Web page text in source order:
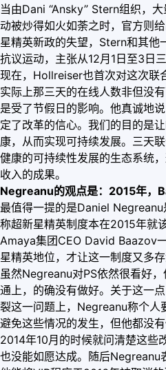
当由Dani “Ansky” Stern组织，
动被炒得如火如荼之时，官方则
星精英新政的失望，Stern和其他
抗议运动，主张从12月1日至3日
现在，Hollreiser也首次对这次联
实际上那三天的在线人数非但没
是受了节假日的影响。他真诚地
定了改革的信心。我们的目的是
康，从而实现可持续发展。三天
健康的可持续性发展的生态系统
收入的成果。
Negreanu的观点是：2015年，
最值得一提的是Daniel Negreanu
称超新星精英制度本在2015年就
Amaya集团CEO David Baazov
星精英地位，才让这一制度又多存
虽然Negreanu对PS依然很看好
通上，的确没有做好。关于这一
裂这一问题上，Negreanu称个人
避免这些情况的发生，但他都没
2014年10月的时候就问清楚这些
也没能如愿达成。随后Negreanu